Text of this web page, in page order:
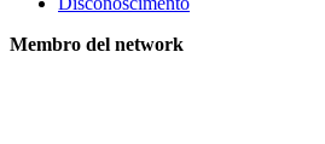
Membro del network